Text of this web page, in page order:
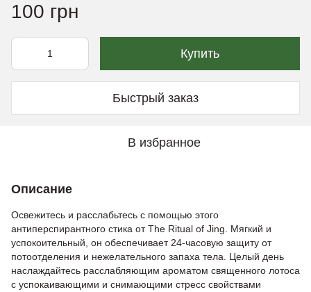
100 грн
Купить
Быстрый заказ
В избранное
Описание
Освежитесь и расслабьтесь с помощью этого
антиперспирантного стика от The Ritual of Jing. Мягкий и
успокоительный, он обеспечивает 24-часовую защиту от
потоотделения и нежелательного запаха тела. Целый день
наслаждайтесь расслабляющим ароматом священного лотоса
с успокаивающими и снимающими стресс свойствами